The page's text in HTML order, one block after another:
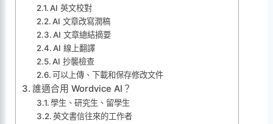
AI 英文校對
AI 文章改寫潤稿
AI 文章總結摘要
AI 線上翻譯
AI 抄襲檢查
可以上傳、下載和保存修改文件
誰適合用 Wordvice AI？
學生、研究生、留學生
英文書信往來的工作者